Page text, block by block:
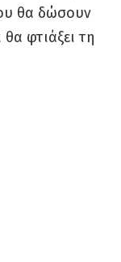
θα δώσουν
φτιάξει τη